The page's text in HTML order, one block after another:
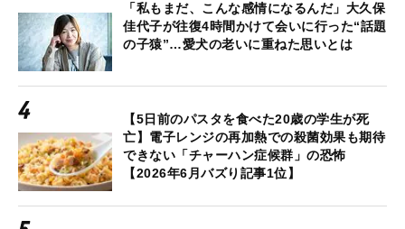
「私もまだ、こんな感情になるんだ」大久保
佳代子が往復4時間かけて会いに行った“話題
の子猿”…愛犬の老いに重ねた思いとは
【5日前のパスタを食べた20歳の学生が死
亡】電子レンジの再加熱での殺菌効果も期待
できない「チャーハン症候群」の恐怖
【2026年6月バズり記事1位】